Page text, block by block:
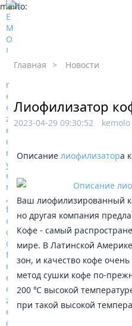
mailto:
Главная > Новости
Лиофилизатор
2023-04-29 09:30:52 kemolo
Описаниелиофилизатора
Ваш лиофилизированный
но другая компания
Кофе - самый
мире. В Латинской
зон, и качество кофе
метод сушки кофе по-
200 ℃ высокой
при такой высокой